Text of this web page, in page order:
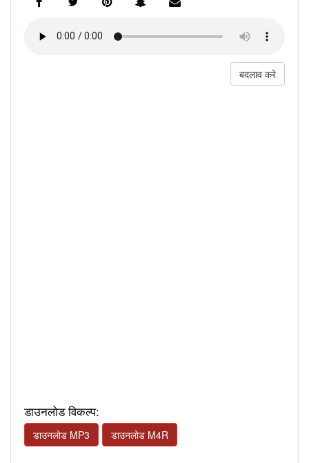
बदलाव करे
डाउनलोड विकल्प:
डाउनलोड MP3 डाउनलोड M4R